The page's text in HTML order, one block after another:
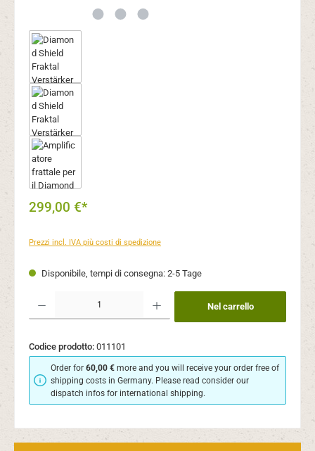
299,00 €*
Prezzi incl. IVA più costi di spedizione
Disponibile, tempi di consegna: 2-5 Tage
Quantità del prodotto: inserisci la quantità desiderata o usa i pulsanti per
Nel carrello
Codice prodotto: 011101
Order for60,00 € more and you will receive your order free of
shipping costs in Germany. Please read consider our
dispatch infos for international shipping.